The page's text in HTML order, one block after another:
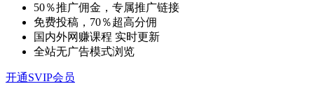
50％推广佣金，专属推广链接
免费投稿，70％超高分佣
国内外网赚课程 实时更新
全站无广告模式浏览
开通SVIP会员